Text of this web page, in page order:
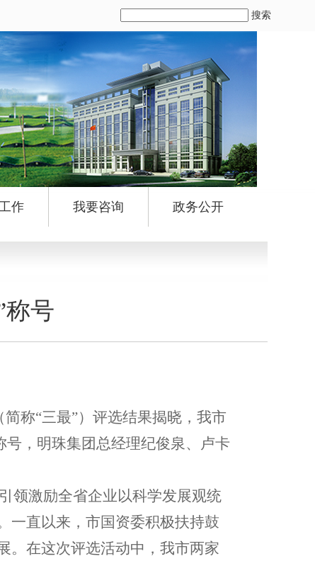
搜索
作 我要咨询 政务公开
称号
称“三最”）评选结果揭晓，我市
号，明珠集团总经理纪俊泉、卢卡
领激励全省企业以科学发展观统
一直以来，市国资委积极扶持鼓
。在这次评选活动中，我市两家